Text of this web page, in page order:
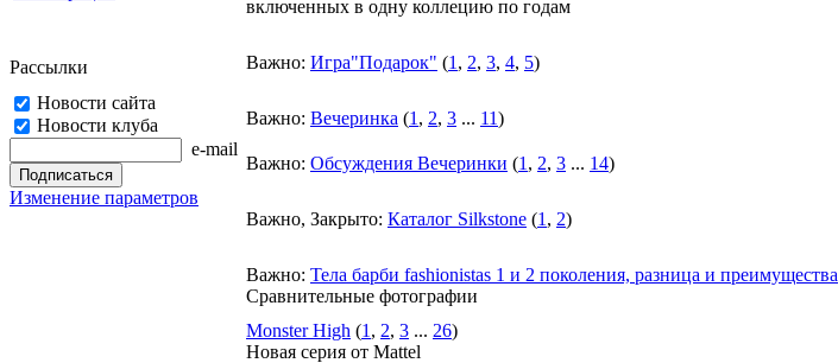
Рассылки
Новости сайта
Новости клуба
e-mail
Изменение параметров
включенных в одну коллецию по годам
Важно: Игра"Подарок" (1 , 2, 3, 4, 5)
Важно: Вечеринка (1 , 2, 3 ... 11)
Важно: Обсуждения Вечеринки (1 , 2, 3 ... 14)
Важно, Закрыто: Каталог Silkstone (1 , 2)
Важно: Тела барби fashionistas 1 и 2 поколения, разница и преимущества
Сравнительные фотографии
Monster High (1 , 2, 3 ... 26)
Новая серия от Mattel